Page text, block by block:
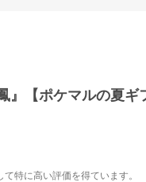
【ポケマルの夏ギ
特に高い評価を得ています。